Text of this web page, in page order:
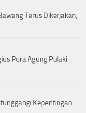
Terus Dikerjakan,
Pura Agung Pulaki
Kepentingan